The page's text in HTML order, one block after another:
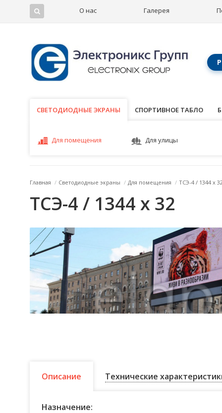
О нас Галерея
СВЕТОДИОДНЫЕ ЭКРАНЫ
СВЕТОДИОДНЫЕ ЭКРАНЫ СПОРТИВНОЕ ТАБЛО
Для помещения Для улицы
Главная / Светодиодные экраны / Для помещения / ТСЭ-4 / 1344 x
ТСЭ-4 / 1344 x 32
Описание Технические
Назначение: